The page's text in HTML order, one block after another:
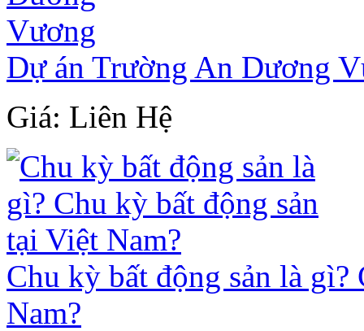
Dự án Trường An Dương
Giá: Liên Hệ
Chu kỳ bất động sản là
Nam?